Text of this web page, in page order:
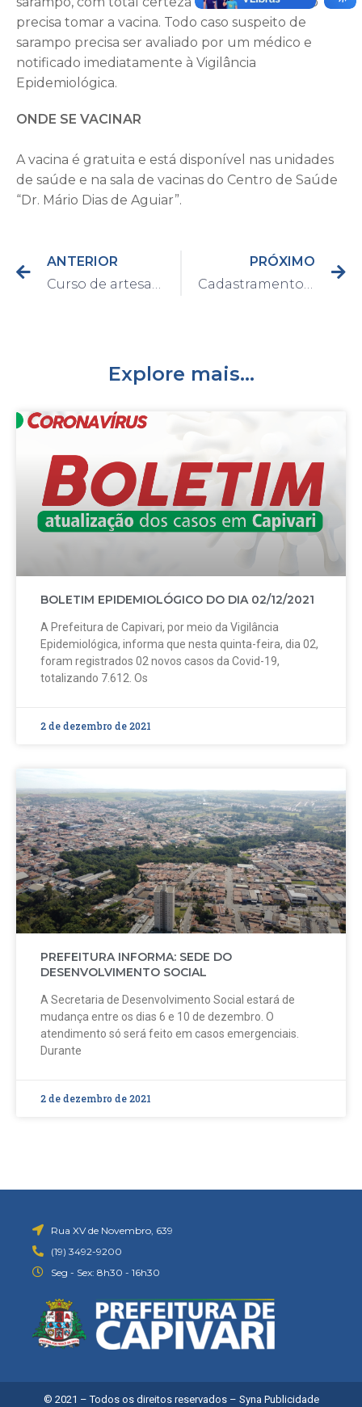
precisa tomar a vacina. Todo caso suspeito de
sarampo precisa ser avaliado por um médico e
notificado imediatamente à Vigilância
Epidemiológica.
ONDE SE VACINAR
A vacina é gratuita e está disponível nas unidades
de saúde e na sala de vacinas do Centro de Saúde
“Dr. Mário Dias de Aguiar”.
ANTERIOR
PRÓXIMO
Explore mais...
BOLETIM EPIDEMIOLÓGICO DO DIA 02/12/2021
A Prefeitura de Capivari, por meio da Vigilância
Epidemiológica, informa que nesta quinta-feira, dia 02,
foram registrados 02 novos casos da Covid-19,
totalizando 7.612. Os
2 de dezembro de 2021
PREFEITURA INFORMA: SEDE DO
DESENVOLVIMENTO SOCIAL
A Secretaria de Desenvolvimento Social estará de
mudança entre os dias 6 e 10 de dezembro. O
atendimento só será feito em casos emergenciais.
Durante
2 de dezembro de 2021
Rua XV de Novembro, 639
(19) 3492-9200
Seg - Sex: 8h30 - 16h30
© 2021 – Todos os direitos reservados – Syna Publicidade